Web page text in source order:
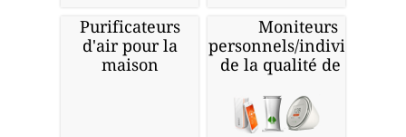
Purificateurs
d'air pour la
maison
Moniteurs
personnels/individuels
de la qualité de l'air